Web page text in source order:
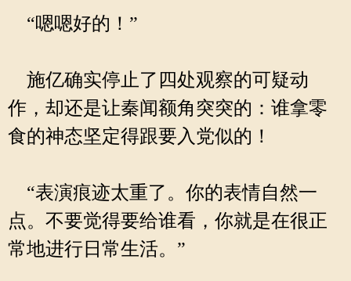
“嗯嗯好的！”
施亿确实停止了四处观察的可疑动
作，却还是让秦闻额角突突的：谁拿零
食的神态坚定得跟要入党似的！
“表演痕迹太重了。你的表情自然一
点。不要觉得要给谁看，你就是在很正
常地进行日常生活。”